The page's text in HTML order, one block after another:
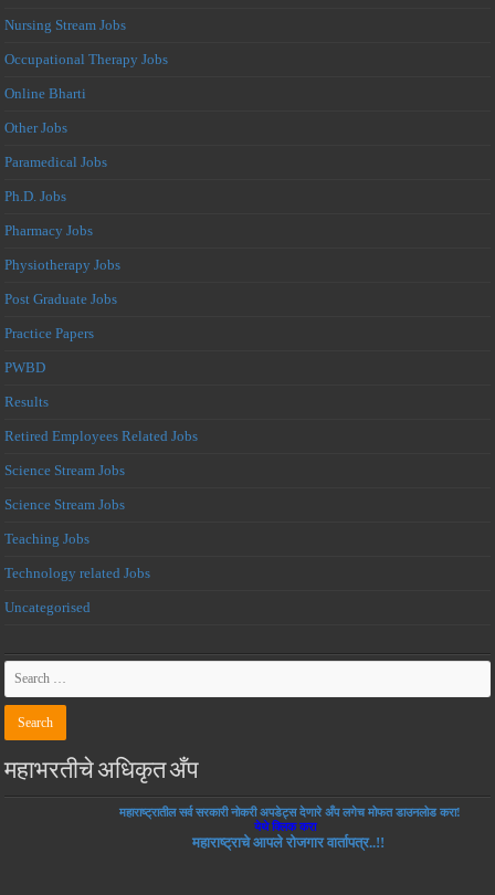
Nursing Stream Jobs
Occupational Therapy Jobs
Online Bharti
Other Jobs
Paramedical Jobs
Ph.D. Jobs
Pharmacy Jobs
Physiotherapy Jobs
Post Graduate Jobs
Practice Papers
PWBD
Results
Retired Employees Related Jobs
Science Stream Jobs
Science Stream Jobs
Teaching Jobs
Technology related Jobs
Uncategorised
महाभरतीचे अधिकृत अँप
महाराष्ट्रातील सर्व सरकारी नोकरी अपडेट्स देणारे अँप लगेच मोफत डाउनलोड करा!
येथे क्लिक करा
महाराष्ट्राचे आपले रोजगार वार्तापत्र..!!